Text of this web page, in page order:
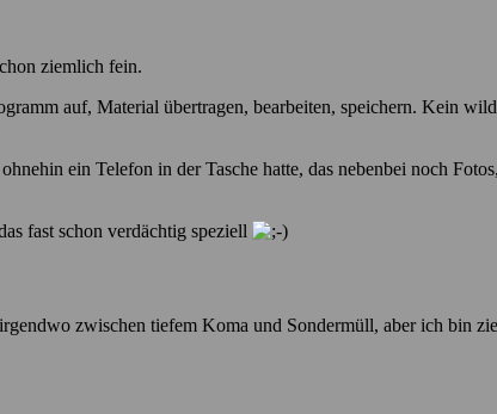
ziemlich fein.
auf, Material übertragen, bearbeiten, speichern. Kein
ein Telefon in der Tasche hatte, das nebenbei noch
fast schon verdächtig speziell
zwischen tiefem Koma und Sondermüll, aber ich bin